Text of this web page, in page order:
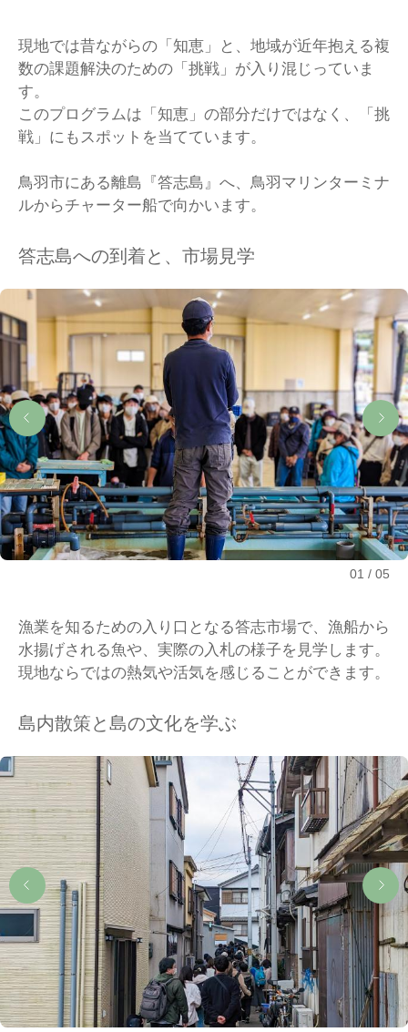
現地では昔ながらの「知恵」と、地域が近年抱える複
数の課題解決のための「挑戦」が入り混じっていま
す。
このプログラムは「知恵」の部分だけではなく、「挑
戦」にもスポットを当てています。
鳥羽市にある離島『答志島』へ、鳥羽マリンターミナ
ルからチャーター船で向かいます。
答志島への到着と、市場見学
01 05
漁業を知るための入り口となる答志市場で、漁船から
水揚げされる魚や、実際の入札の様子を見学します。
現地ならではの熱気や活気を感じることができます。
島内散策と島の文化を学ぶ